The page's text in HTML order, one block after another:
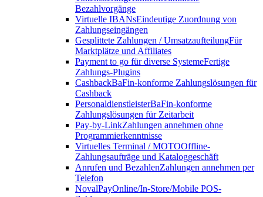
Bezahlvorgänge
Virtuelle IBANsEindeutige Zuordnung von
Zahlungseingängen
Gesplittete Zahlungen / UmsatzaufteilungFür
Marktplätze und Affiliates
Payment to go für diverse SystemeFertige
Zahlungs-Plugins
CashbackBaFin-konforme Zahlungslösungen für
Cashback
PersonaldienstleisterBaFin-konforme
Zahlungslösungen für Zeitarbeit
Pay-by-LinkZahlungen annehmen ohne
Programmierkenntnisse
Virtuelles Terminal / MOTOOffline-
Zahlungsaufträge und Kataloggeschäft
Anrufen und BezahlenZahlungen annehmen per
Telefon
NovalPayOnline/In-Store/Mobile POS-